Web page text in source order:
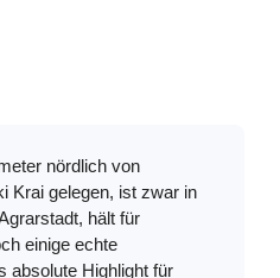
nördlich von
Krai gelegen, ist zwar in
hält für
einige echte
absolute Highlight für